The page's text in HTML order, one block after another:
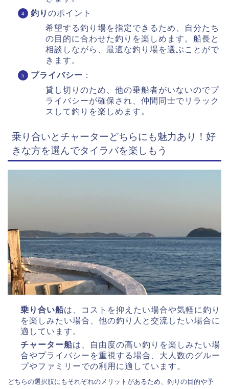
釣り のポイント
希望する釣り場を指定できるため、自分たち
の目的に合わせた釣りを楽しめます。船長と
相談しながら、最適な釣り場を選ぶことがで
きます。
プライバシー ：
貸し切りのため、他の乗船者がいないのでプ
ライバシーが確保され、仲間同士でリラック
スして釣りを楽しめます。
乗り合いとチャーターどちらにも魅力あり！好
きな方を選んでタイラバを楽しもう
乗り合い船は、コストを抑えたい場合や気軽に釣り
を楽しみたい場合、他の釣り人と交流したい場合に
適しています。
チャーター船は、自由度の高い釣りを楽しみたい場
合やプライバシーを重視する場合、大人数のグルー
プやファミリーでの利用に適しています。
どちらの選択肢にもそれぞれのメリットがあるため、釣りの目的や予